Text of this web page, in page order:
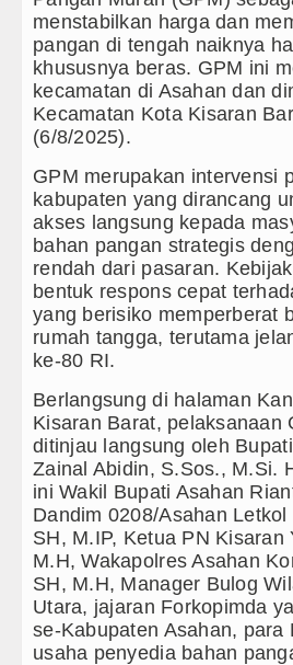
Mantan PM Bangladesh
United Laga
Terendah, Inspektorat
Nasution Siapkan Rumah
Penembakan Massal di
Menang Tipis Atas Aston Villa
APH Bongkar Penadah
Sumut Kelola Rumput
Dana BOS TA 2025,
HIV/AIDS Melalui Hubungan
Mantan PM Bangladesh
United Laga
Terendah, Inspektorat
Nasution Siapkan Rumah
menstabilkan harga dan
pangan di tengah naiknya
khususnya beras. GPM ini
kecamatan di Asahan dan
Kecamatan Kota Kisaran
(6/8/2025).
GPM merupakan intervensi
kabupaten yang dirancang
akses langsung kepada
bahan pangan strategis
rendah dari pasaran.
bentuk respons cepat
yang berisiko memperberat
rumah tangga, terutama
ke-80 RI.
Berlangsung di halaman
Kisaran Barat, pelaksanaan
ditinjau langsung oleh
Zainal Abidin, S.Sos., M.Si.
ini Wakil Bupati Asahan
Dandim 0208/Asahan
SH, M.IP, Ketua PN Kisaran
M.H, Wakapolres Asahan
SH, M.H, Manager Bulog
Utara, jajaran Forkopimda
se-Kabupaten Asahan, para
usaha penyedia bahan